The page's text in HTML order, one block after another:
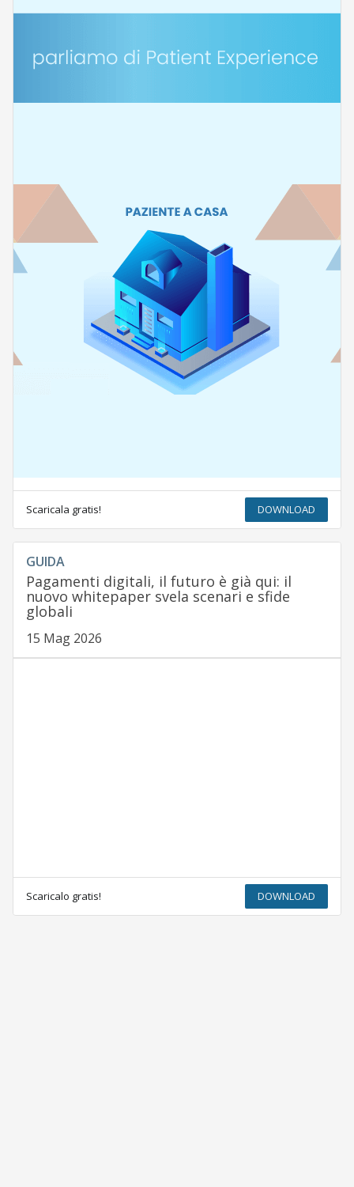
Scaricala gratis! DOWNLOAD
GUIDA
Pagamenti digitali, il futuro è già qui: il
nuovo whitepaper svela scenari e sfide
globali
15 Mag 2026
Scaricalo gratis! DOWNLOAD